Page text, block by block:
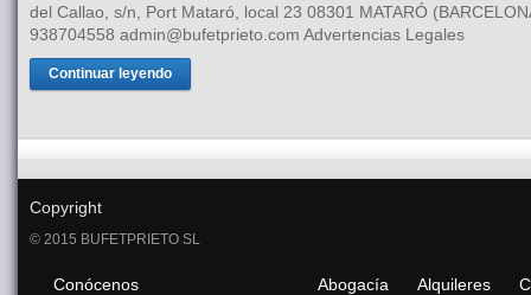
del Callao, s/n, Port Mataró, local 23 08301 MATARÓ
938704558 admin@bufetprieto.com Advertencias Legales
Continuar leyendo
Copyright
© 2015 BUFETPRIETO SL
Conócenos Abogacía Alquileres